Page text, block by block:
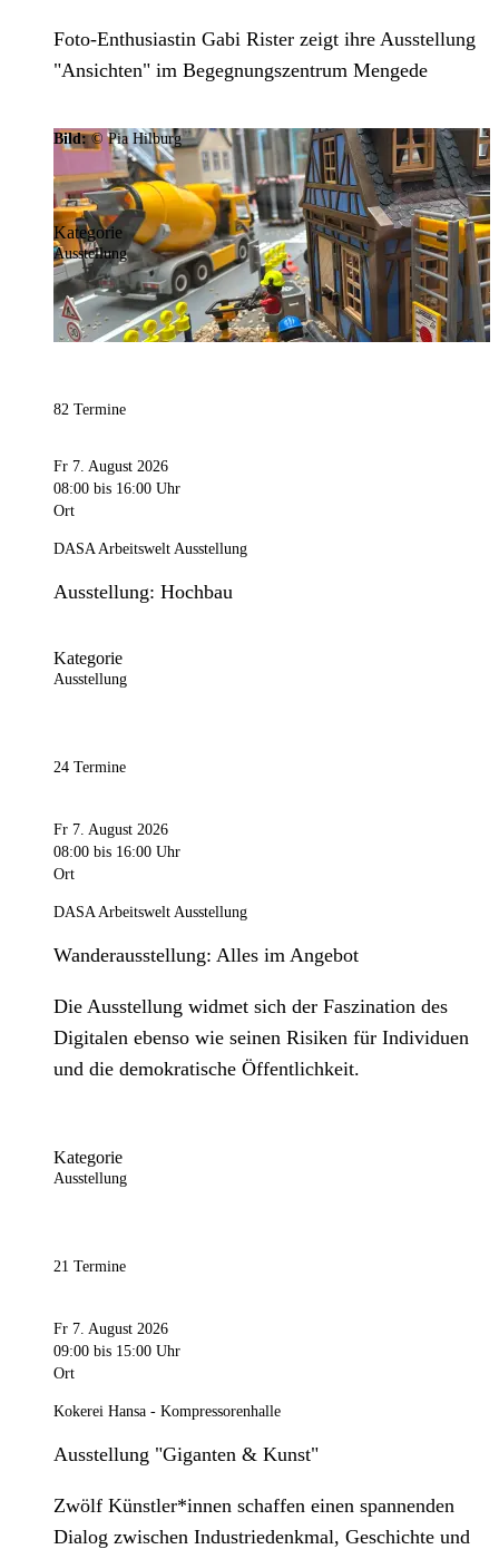
Foto-Enthusiastin Gabi Rister zeigt ihre Ausstellung
"Ansichten" im Begegnungszentrum Mengede
Bild:© Pia Hilburg
Kategorie
Ausstellung
82 Termine
Fr 7. August 2026
08:00 bis 16:00 Uhr
Ort
DASA Arbeitswelt Ausstellung
Ausstellung: Hochbau
Kategorie
Ausstellung
24 Termine
Fr 7. August 2026
08:00 bis 16:00 Uhr
Ort
DASA Arbeitswelt Ausstellung
Wanderausstellung: Alles im Angebot
Die Ausstellung widmet sich der Faszination des
Digitalen ebenso wie seinen Risiken für Individuen
und die demokratische Öffentlichkeit.
Kategorie
Ausstellung
21 Termine
Fr 7. August 2026
09:00 bis 15:00 Uhr
Ort
Kokerei Hansa - Kompressorenhalle
Ausstellung "Giganten & Kunst"
Zwölf Künstler*innen schaffen einen spannenden
Dialog zwischen Industriedenkmal, Geschichte und